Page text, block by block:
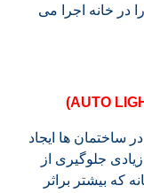
در خانه اجرا می
ساختمان ها ایجاد
جلوگیری از
که بیشتر براثر